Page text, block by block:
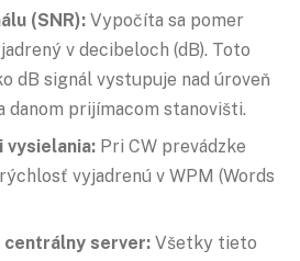
(SNR): Vypočíta sa pomer
v decibeloch (dB). Toto
dB signál vystupuje nad úroveň
danom prijímacom stanovišti.
vysielania: Pri CW prevádzke
vyjadrenú v WPM (Words
centrálny server: Všetky tieto